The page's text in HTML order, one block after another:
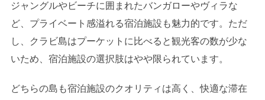
ジャングルやビーチに囲まれたバンガローやヴィラな
ど、プライベート感溢れる宿泊施設も魅力的です。ただ
し、クラビ島はプーケットに比べると観光客の数が少な
いため、宿泊施設の選択肢はやや限られています。
どちらの島も宿泊施設のクオリティは高く、快適な滞在